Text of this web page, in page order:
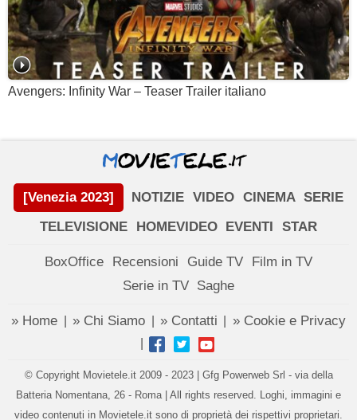
Avengers: Infinity War – Teaser Trailer italiano
[Venezia 2023] NOTIZIE VIDEO CINEMA SERIE
TELEVISIONE
HOMEVIDEO EVENTI STAR
BoxOffice Recensioni Guide TV
Film in TV
Serie in TV Saghe
» Home » Chi Siamo » Contatti » Cookie e Privacy
© Copyright Movietele.it 2009 - 2023 | Gfg Powerweb Srl - via della
Batteria Nomentana, 26 - Roma | All rights reserved. Loghi, immagini e
video contenuti in Movietele.it sono di proprietà dei rispettivi proprietari.